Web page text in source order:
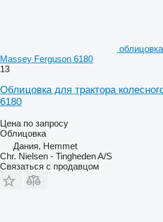
Massey Ferguson 6180
13
Облицовка для трактора
6180
Цена по запросу
Облицовка
Дания, Hemmet
Chr. Nielsen - Tingheden A/S
Связаться с продавцом